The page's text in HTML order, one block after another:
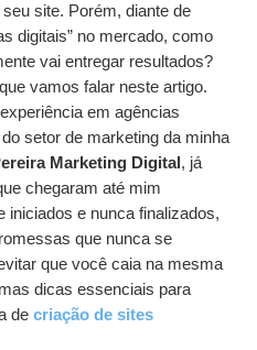
site. Porém, diante de
digitais” no mercado, como
vai entregar resultados?
vamos falar neste artigo.
em agências
setor de marketing da minha
Marketing Digital, já
chegaram até mim
iniciados e nunca finalizados,
que nunca se
que você caia na mesma
dicas essenciais para
de criação de sites